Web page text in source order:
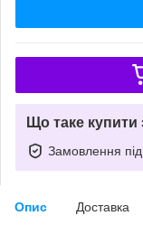
Що таке
Замовлення
Опис Доставка